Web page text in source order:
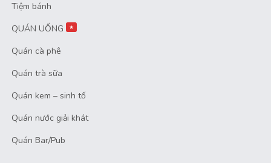
Tiệm bánh
QUÁN UỐNG
★
Quán cà phê
Quán trà sữa
Quán kem – sinh tố
Quán nước giải khát
Quán Bar/Pub